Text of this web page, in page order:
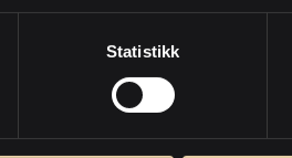
Statistikk